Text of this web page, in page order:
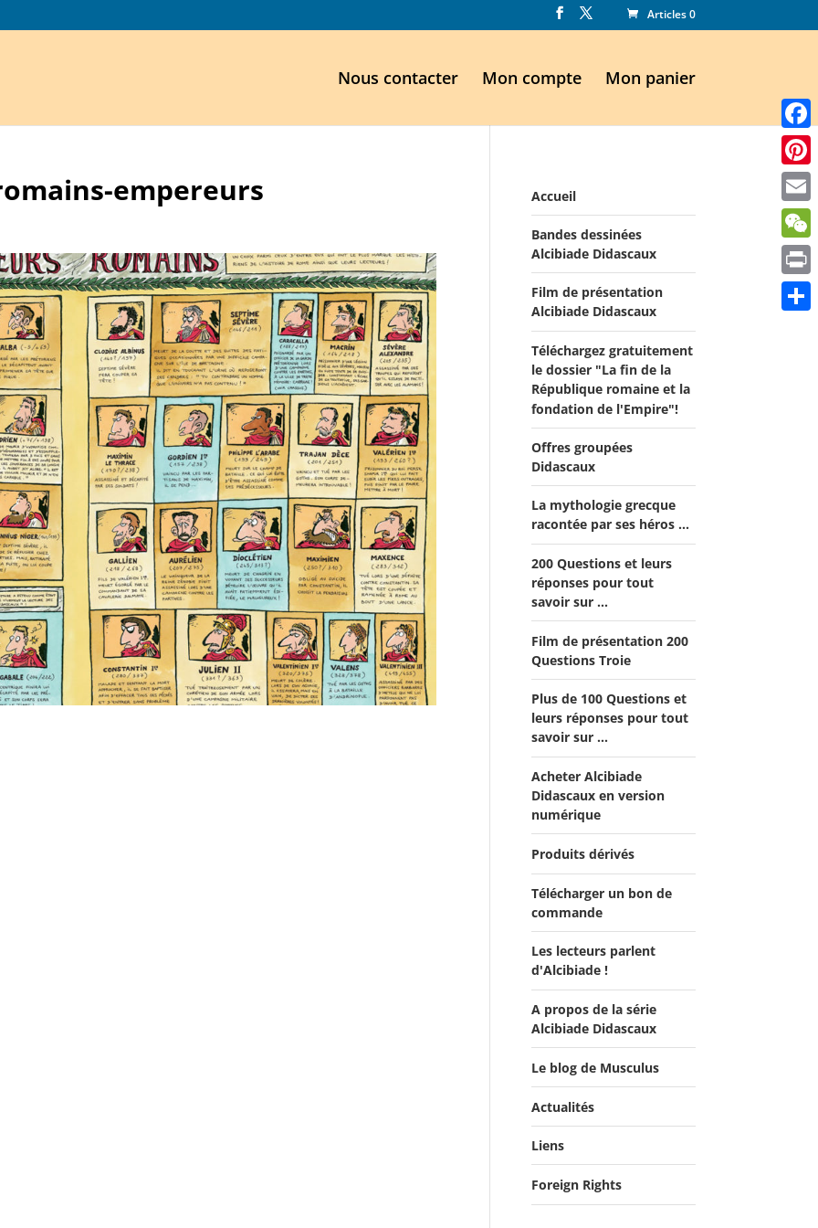
Articles 0
Nous contacter Mon compte Mon panier
empereurs Accueil
Bandes dessinées
Alcibiade Didascaux
Film de présentation
Alcibiade Didascaux
Téléchargez gratuitement
le dossier "La fin de la
République romaine et la
fondation de l'Empire"!
Offres groupées
Didascaux
Offre "Tout savoir sur la
guerre de Troie!"
Offre Spéciale Moyen Âge
Offre 5 volumes + cadeau
Offre Spéciale Latinistes
Offre Spéciale “De la fin
de la République romaine
à la fondation de l’Empire”
Offre Collection complète
Alcibiade Didascaux
La mythologie grecque
racontée par ses héros ...
200 Questions et leurs
réponses pour tout
savoir sur ...
Film de présentation 200
Questions Troie
Plus de 100 Questions et
leurs réponses pour tout
savoir sur ...
Acheter Alcibiade
Didascaux en version
numérique
Produits dérivés
Télécharger un bon de
commande
Les lecteurs parlent
d'Alcibiade !
Les lecteurs en parlent -
Livre d'0r
Flipbook Exposé
Alcibiade Didascaux
A propos de la série
Alcibiade Didascaux
Le blog de Musculus
Actualités
Actualités
Salons du Livre
Liens
Foreign Rights
Email
Print